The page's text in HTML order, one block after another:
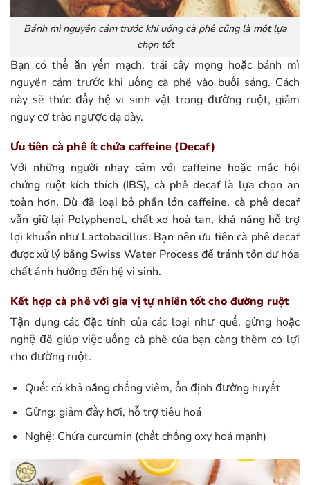
Bánh mì nguyên cám trước khi uống cà phê cũng là một lựa
chọn tốt
Bạn có thể ăn yến mạch, trái cây mọng hoặc bánh mì
nguyên cám trước khi uống cà phê vào buổi sáng. Cách
này sẽ thúc đẩy hệ vi sinh vật trong đường ruột, giảm
nguy cơ trào ngược dạ dày.
Ưu tiên cà phê ít chứa caffeine (Decaf)
Với những người nhạy cảm với caffeine hoặc mắc hội
chứng ruột kích thích (IBS), cà phê decaf là lựa chọn an
toàn hơn. Dù đã loại bỏ phần lớn caffeine, cà phê decaf
vẫn giữ lại Polyphenol, chất xơ hoà tan, khả năng hỗ trợ
lợi khuẩn như Lactobacillus. Bạn nên ưu tiên cà phê decaf
được xử lý bằng Swiss Water Process để tránh tồn dư hóa
chất ảnh hưởng đến hệ vi sinh.
Kết hợp cà phê với gia vị tự nhiên tốt cho đường ruột
Tận dụng các đặc tính của các loại như quế, gừng hoặc
nghệ đê giúp việc uống cà phê của bạn càng thêm có lợi
cho đường ruột.
Quế: có khả năng chống viêm, ổn định đường huyết
Gừng: giảm đầy hơi, hỗ trợ tiêu hoá
Nghệ: Chứa curcumin (chất chống oxy hoá mạnh)